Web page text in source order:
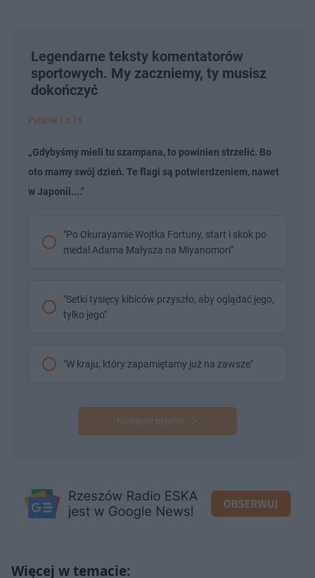
Legendarne teksty komentatorów
sportowych. My zaczniemy, ty musisz
dokończyć
Pytanie 1 z 15
„Gdybyśmy mieli tu szampana, to powinien strzelić. Bo
oto mamy swój dzień. Te flagi są potwierdzeniem, nawet
w Japonii...."
"Po Okurayamie Wojtka Fortuny, start i skok po
medal Adama Małysza na Miyanomori"
"Setki tysięcy kibiców przyszło, aby oglądać jego,
tylko jego"
"W kraju, który zapamiętamy już na zawsze"
Następne pytanie